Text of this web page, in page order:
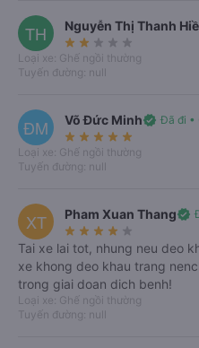
T6, 07/08/2026
Tất cảTừ Cần ThơTừ
07/08 08/08
TH Nguyễn Thị Thanh
star_rate star_rate star_rate star_rate star_rate
Loại xe: Ghế ngồi thường
Tuyến đường: null
ĐM Võ Đức Minhverified Đã đi
star_rate star_rate star_rate star_rate star_rate
Loại xe: Ghế ngồi thường
Tuyến đường: null
XT Pham Xuan Thangverified
star_rate star_rate star_rate star_rate star_rate
Tai xe lai tot, nhung neu deo
xe khong deo khau trang
trong giai doan dich benh!
Loại xe: Ghế ngồi thường
Tuyến đường: null